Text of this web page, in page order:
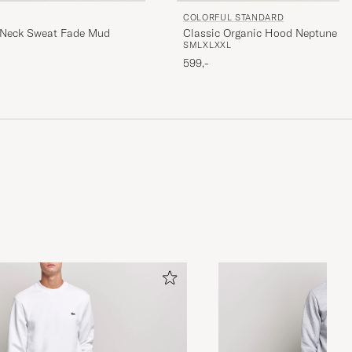
Sweat Fade Mud
COLORFUL STANDARD
Classic Organic Hood Neptune
SMLXL XXL
599,-